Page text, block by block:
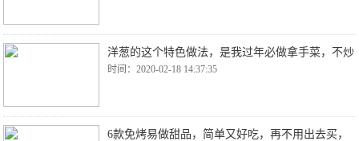
洋葱的这个特色做法，是我过年必做拿手菜，不炒
时间：2020-02-18 14:37:35
6款免烤易做甜品，简单又好吃，再不用出去买，